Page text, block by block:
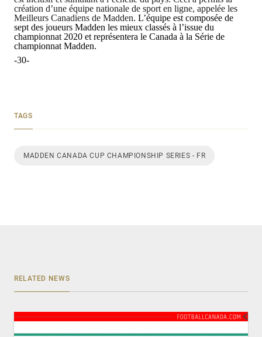
création d’une équipe nationale de sport en ligne, appelée les
Meilleurs Canadiens de Madden. L’équipe est composée de
sept des joueurs Madden les mieux classés à l’issue du
championnat 2020 et représentera le Canada à la Série de
championnat Madden.
-30-
TAGS
MADDEN CANADA CUP CHAMPIONSHIP SERIES - FR
RELATED NEWS